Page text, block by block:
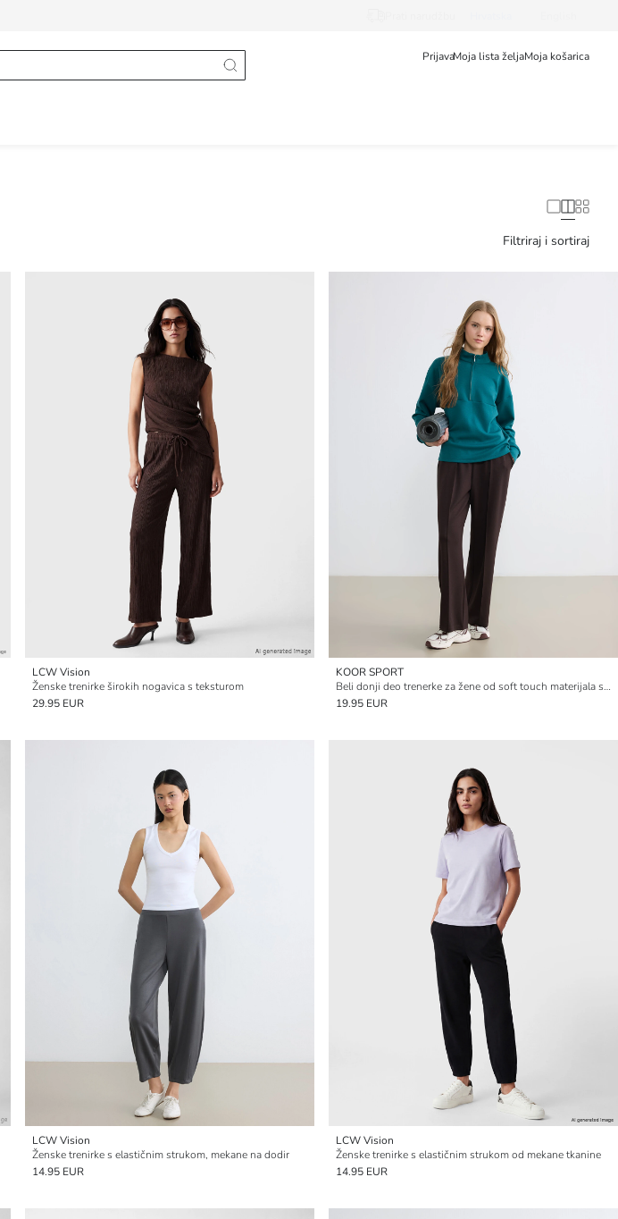
PrijavaMoja lista željaMoja košarica
Filtriraj i sortiraj
LCW Vision
Ženske trenirke širokih nogavica s teksturom
29.95 EUR
KOOR SPORT
Beli donji deo trenerke za žene od soft touch materijala sa lastikom
19.95 EUR
LCW Vision
Ženske trenirke s elastičnim strukom, mekane na dodir
14.95 EUR
LCW Vision
Ženske trenirke s elastičnim strukom od mekane tkanine
14.95 EUR